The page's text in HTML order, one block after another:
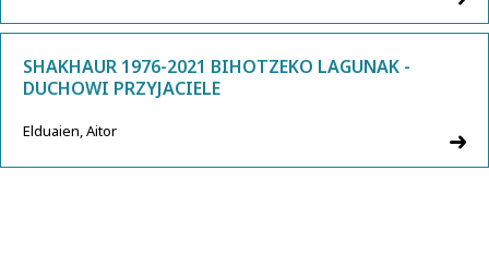
SHAKHAUR 1976-2021 BIHOTZEKO LAGUNAK -
DUCHOWI PRZYJACIELE
Elduaien, Aitor